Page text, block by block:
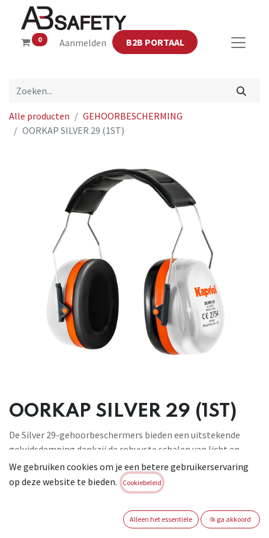
0 Aanmelden B2B PORTAAL
Alle producten
GEHOORBESCHERMING
OORKAP SILVER 29 (1ST)
OORKAP SILVER 29 (1ST)
De Silver 29-gehoorbeschermers bieden een uitstekende
geluidsdemping dankzij de robuuste schalen van licht en
duurzaam ABS.
De gehoorbeschermers zijn voorzien van een zachte voering
die zorgt voor een goede pasvorm en een verstelbare
gehoorbeschermers voldoen aan de norm EN 352-1 en
We gebruiken cookies om je een betere gebruikerservaring
op deze website te bieden.
Cookiebeleid
Alleen het essentiële Ik ga akkoord